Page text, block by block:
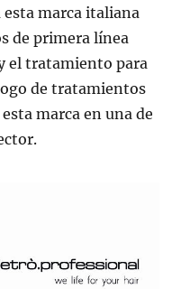
marca italiana
de primera línea
el tratamiento para
de tratamientos
marca en una de